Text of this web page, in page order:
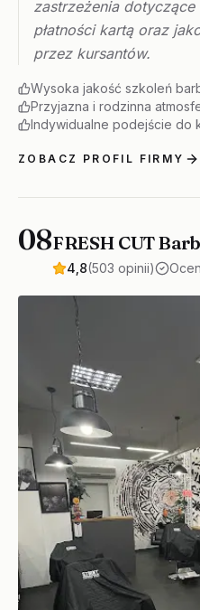
zastrzeżenia
płatności kartą oraz
przez kursantów.
Wysoka jakość szkoleń
Przyjazna i rodzinna
Indywidualne podejście do
ZOBACZ PROFIL FIRMY
08FRESH CUT
4,8(503 opinii)